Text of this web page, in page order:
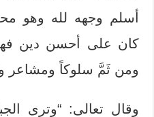
كان على أحسن دين فهو
ومن ثَمَّ سلوكاً ومشاعر
وقال تعالى: “وترى